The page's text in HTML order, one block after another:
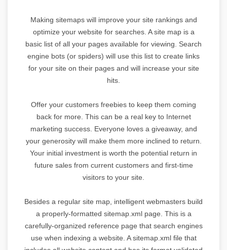
Making sitemaps will improve your site rankings and
optimize your website for searches. A site map is a
basic list of all your pages available for viewing. Search
engine bots (or spiders) will use this list to create links
for your site on their pages and will increase your site
hits.
Offer your customers freebies to keep them coming
back for more. This can be a real key to Internet
marketing success. Everyone loves a giveaway, and
your generosity will make them more inclined to return.
Your initial investment is worth the potential return in
future sales from current customers and first-time
visitors to your site.
Besides a regular site map, intelligent webmasters build
a properly-formatted sitemap.xml page. This is a
carefully-organized reference page that search engines
use when indexing a website. A sitemap.xml file that